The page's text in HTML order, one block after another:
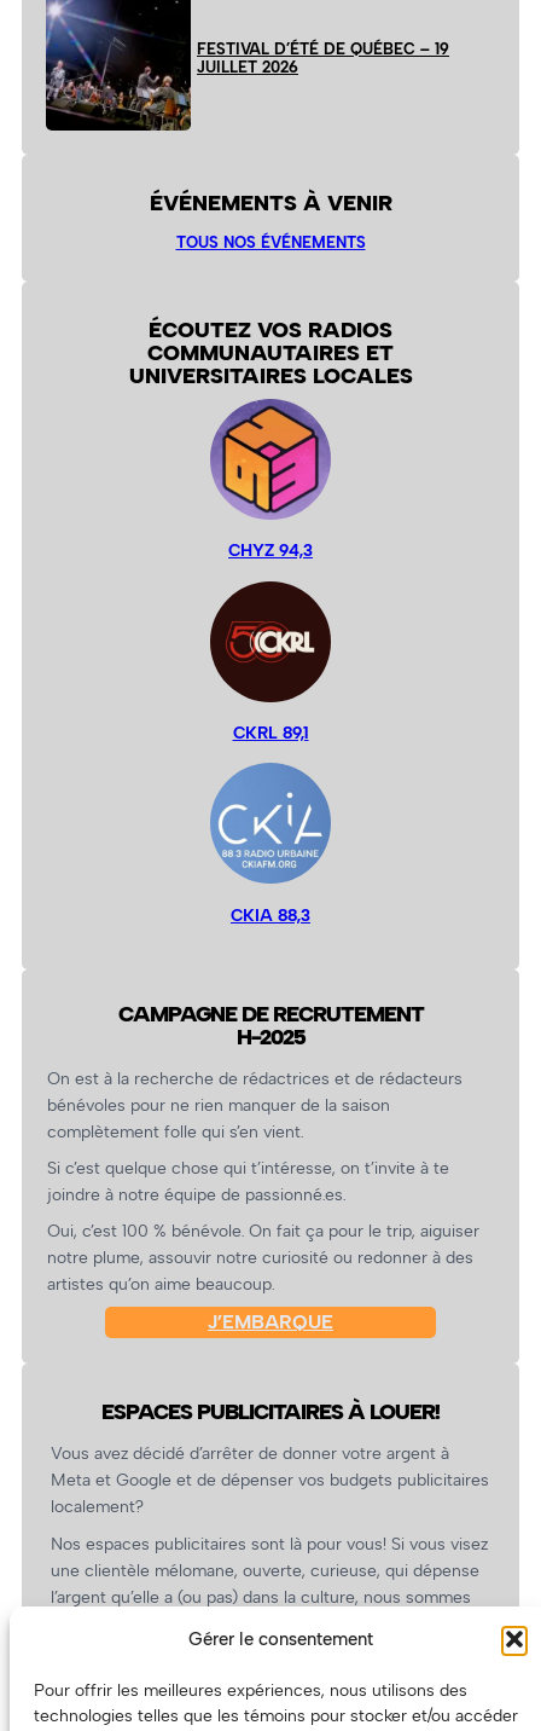
Gérer le consentement
Pour offrir les meilleures expériences, nous utilisons des
technologies telles que les témoins pour stocker et/ou accéder
FESTIVAL D’ÉTÉ DE QUÉBEC – 19
JUILLET 2026
ÉVÉNEMENTS À VENIR
TOUS NOS ÉVÉNEMENTS
ÉCOUTEZ VOS RADIOS
COMMUNAUTAIRES ET
UNIVERSITAIRES LOCALES
CHYZ 94,3
CKRL 89,1
CKIA 88,3
CAMPAGNE DE RECRUTEMENT
H-2025
On est à la recherche de rédactrices et de rédacteurs
bénévoles pour ne rien manquer de la saison
complètement folle qui s’en vient.
Si c’est quelque chose qui t’intéresse, on t’invite à te
joindre à notre équipe de passionné.es.
Oui, c’est 100 % bénévole. On fait ça pour le trip, aiguiser
notre plume, assouvir notre curiosité ou redonner à des
artistes qu’on aime beaucoup.
J’EMBARQUE
ESPACES PUBLICITAIRES À LOUER!
Vous avez décidé d’arrêter de donner votre argent à
Meta et Google et de dépenser vos budgets publicitaires
localement?
Nos espaces publicitaires sont là pour vous! Si vous visez
une clientèle mélomane, ouverte, curieuse, qui dépense
l’argent qu’elle a (ou pas) dans la culture, nous sommes
revient.
(Oui, on va avoir des tarifs spéciaux pour vous, les